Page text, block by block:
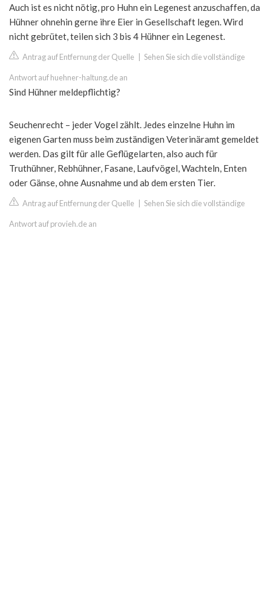
Auch ist es nicht nötig, pro Huhn ein Legenest anzuschaffen, da
Hühner ohnehin gerne ihre Eier in Gesellschaft legen. Wird
nicht gebrütet, teilen sich 3 bis 4 Hühner ein Legenest.
Antrag auf Entfernung der Quelle Sehen Sie sich die vollständige
Antwort auf huehner-haltung.de an
Sind Hühner meldepflichtig?
Seuchenrecht – jeder Vogel zählt. Jedes einzelne Huhn im
eigenen Garten muss beim zuständigen Veterinäramt gemeldet
werden. Das gilt für alle Geflügelarten, also auch für
Truthühner, Rebhühner, Fasane, Laufvögel, Wachteln, Enten
oder Gänse, ohne Ausnahme und ab dem ersten Tier.
Antrag auf Entfernung der Quelle Sehen Sie sich die vollständige
Antwort auf provieh.de an